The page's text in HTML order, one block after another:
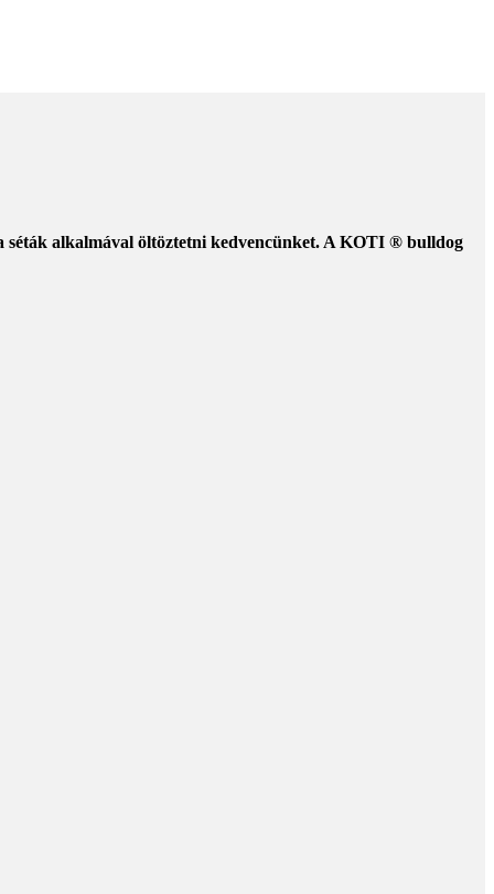
séták alkalmával öltöztetni kedvencünket. A KOTI ® bulldog